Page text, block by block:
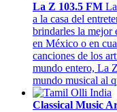
La Z 103.5 FM
a la casa del
brindarles la mejor
en México o en
canciones de los
mundo entero, La
mundo musical al
Classical Music